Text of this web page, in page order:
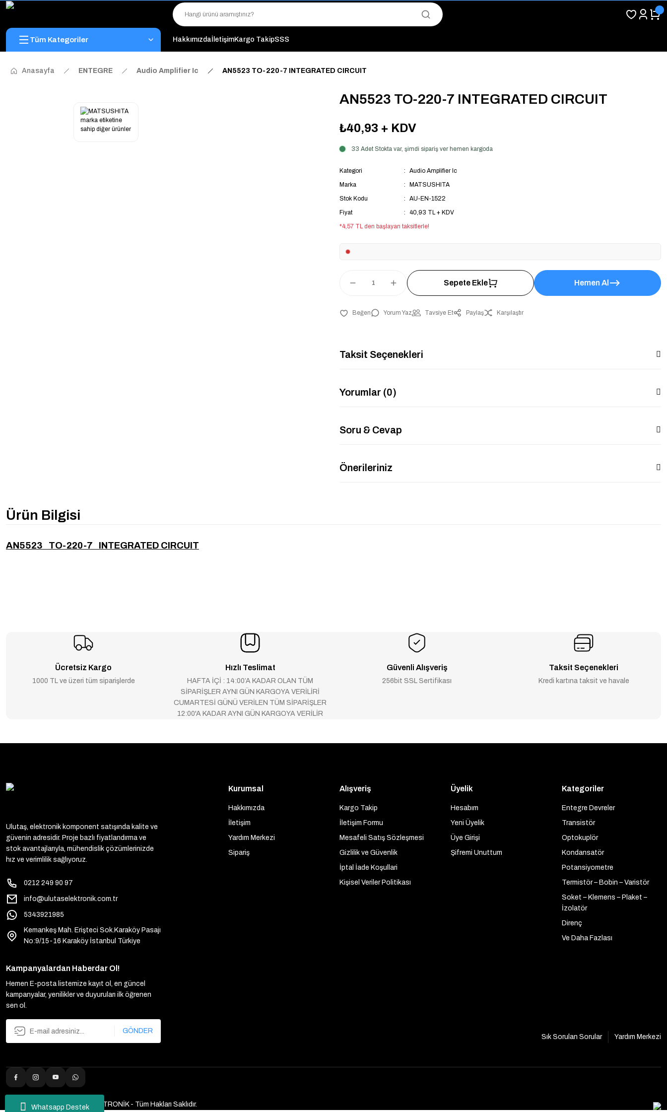
"Saat 14:00'a Kadar Verilen Siparişlerde Aynı Gün Kargo Avantajı!
"Binlerce Ürün Çeşitliliği ile Stoktan Hemen Teslim."
"Toptan Fiyatına Perakende Satış Avantajını Kaçırmayın!"
"Üyelere Özel: Stok Önceliği ve Proje Fiyatları."
Whatsapp Destek
Tüm Kategoriler HakkımızdaİletişimKargo TakipSSS
Anasayfa ENTEGRE Audio Amplifier Ic AN5523 TO-220-7 INTEGRATED CIRCUIT
AN5523 TO-220-7 INTEGRATED CIRCUIT
₺40,93 + KDV
33 Adet Stokta var, şimdi sipariş ver hemen kargoda
Kategori
Audio Amplifier Ic
Marka
MATSUSHITA
Stok Kodu
AU-EN-1522
Fiyat
40,93 TL + KDV
*4,57 TL den başlayan taksitlerle!
Sepete Ekle Hemen Al
Yorum Yaz Tavsiye Et Paylaş Karşılaştır
Taksit Seçenekleri
Yorumlar (0)
Soru & Cevap
Önerileriniz
Ürün Bilgisi
AN5523 TO-220-7 INTEGRATED CIRCUIT
Ücretsiz Kargo
1000 TL ve üzeri tüm siparişlerde
Hızlı Teslimat
HAFTA İÇİ : 14:00’A KADAR OLAN TÜM
SİPARİŞLER AYNI GÜN KARGOYA VERİLİRİ
CUMARTESİ GÜNÜ VERİLEN TÜM SİPARİŞLER
12:00'A KADAR AYNI GÜN KARGOYA VERİLİR
Güvenli Alışveriş
256bit SSL Sertifikası
Taksit Seçenekleri
Kredi kartına taksit ve havale
Ulutaş, elektronik komponent satışında kalite ve
güvenin adresidir. Proje bazlı fiyatlandırma ve
stok avantajlarıyla, mühendislik çözümlerinizde
hız ve verimlilik sağlıyoruz.
0212 249 90 97
info@ulutaselektronik.com.tr
5343921985
Kemankeş Mah. Erişteci Sok.Karaköy Pasajı
No:9/15-16 Karaköy İstanbul Türkiye
Kurumsal
Hakkımızda
İletişim
Yardım Merkezi
Sipariş
Alışveriş
Kargo Takip
İletişim Formu
Mesafeli Satış Sözleşmesi
Gizlilik ve Güvenlik
İptal İade Koşullari
Kişisel Veriler Politikası
Üyelik
Hesabım
Yeni Üyelik
Üye Girişi
Şifremi Unuttum
Kategoriler
Entegre Devreler
Transistör
Optokuplör
Kondansatör
Potansiyometre
Termistör – Bobin – Varistör
Soket – Klemens – Plaket –
İzolatör
Direnç
Ve Daha Fazlası
Kampanyalardan Haberdar Ol!
Hemen E-posta listemize kayıt ol, en güncel
kampanyalar, yenilikler ve duyuruları ilk öğrenen
sen ol.
GÖNDER
Sık Sorulan Sorular
Yardım Merkezi
2025 Copyright ULUTAŞ ELEKTRONİK - Tüm Hakları Saklıdır.